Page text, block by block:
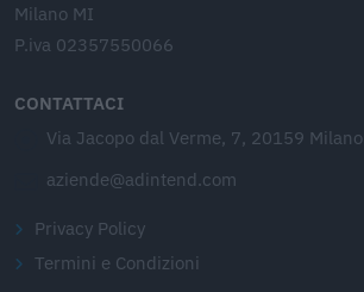
Milano MI
P.iva 02357550066
CONTATTACI
Via Jacopo dal Verme, 7, 20159 Milano
aziende@adintend.com
Privacy Policy
Termini e Condizioni